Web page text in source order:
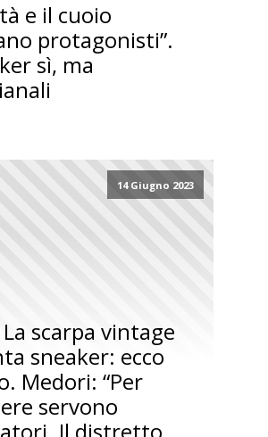
e il cuoio
protagonisti”.
sì, ma
14 Giugno 2023
scarpa vintage
sneaker: ecco
Medori: “Per
servono